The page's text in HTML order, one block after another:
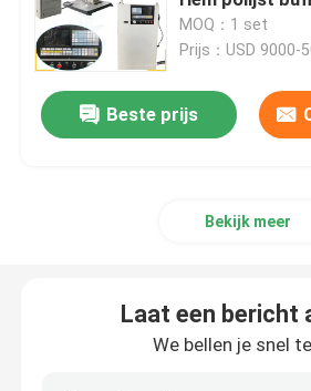
Machine voor het polijsten van
CNC Oppoetsende Machine
Blad Oppoetsende Machine
MOQ：1 set
Prijs：USD 9000-
Beste prijs
Bekijk meer
Laat een bericht
We bellen je snel